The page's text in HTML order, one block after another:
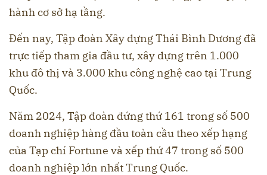
hành cơ sở hạ tầng.
Đến nay, Tập đoàn Xây dựng Thái Bình Dương đã
trực tiếp tham gia đầu tư, xây dựng trên 1.000
khu đô thị và 3.000 khu công nghệ cao tại Trung
Quốc.
Năm 2024, Tập đoàn đứng thứ 161 trong số 500
doanh nghiệp hàng đầu toàn cầu theo xếp hạng
của Tạp chí Fortune và xếp thứ 47 trong số 500
doanh nghiệp lớn nhất Trung Quốc.